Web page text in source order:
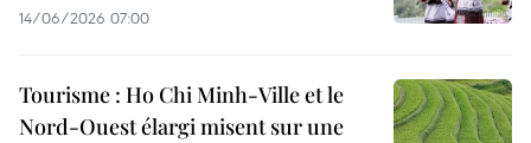
14/06/2026 07:00
Tourisme : Ho Chi Minh-Ville et le
Nord-Ouest élargi misent sur une